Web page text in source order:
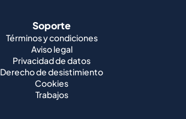
Soporte
Términos y condiciones
Aviso legal
Privacidad de datos
Derecho de desistimiento
Cookies
Trabajos